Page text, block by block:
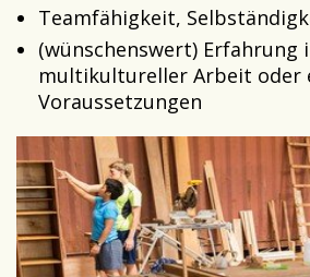
Teamfähigkeit,
(wünschenswert) Erfahrung
multikultureller Arbeit oder
Voraussetzungen